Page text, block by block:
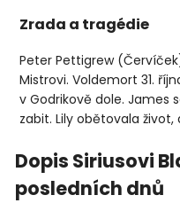
Zrada a tragédie
Peter Pettigrew
Mistrovi. Voldemort 31.
v Godrikově dole. James
zabit. Lily obětovala
Dopis Siriusovi
posledních dnů